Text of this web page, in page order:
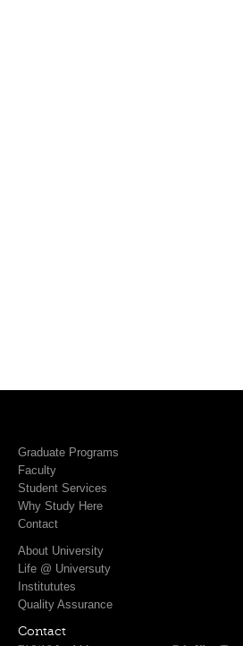
Graduate Programs
Faculty
Student Services
Why Study Here
Contact
About University
Life @ Universuty
Institututes
Quality Assurance
Contact